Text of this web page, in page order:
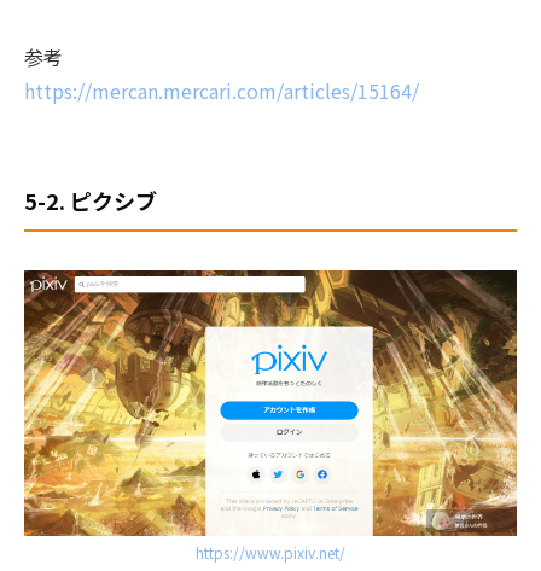
参考
https://mercan.mercari.com/articles/15164/
5-2. ピクシブ
https://www.pixiv.net/